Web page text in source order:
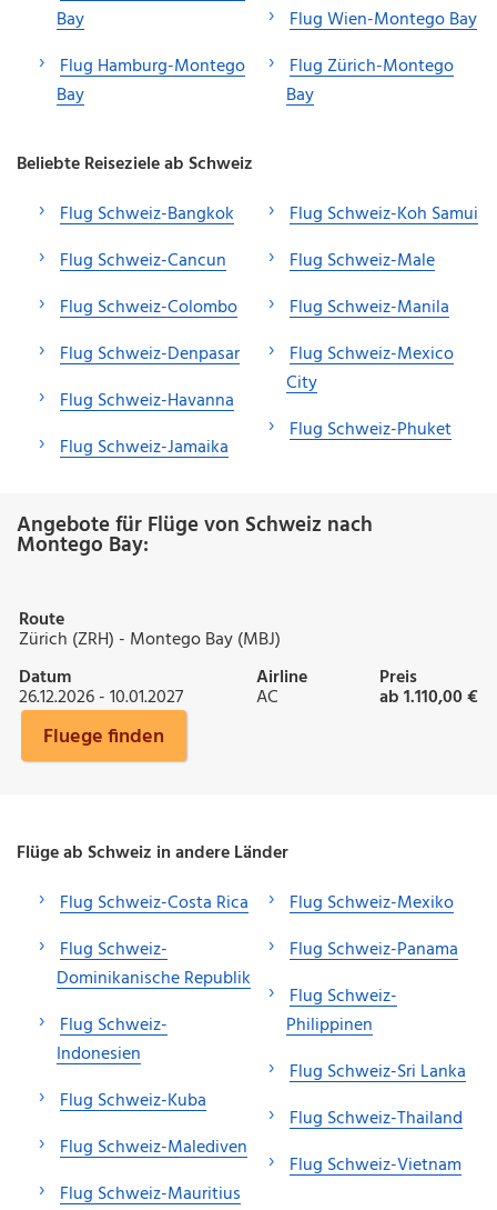
Bay
Flug Hamburg-Montego
Bay
Flug Wien-Montego Bay
Flug Zürich-Montego
Bay
Beliebte Reiseziele ab Schweiz
Flug Schweiz-Bangkok
Flug Schweiz-Cancun
Flug Schweiz-Colombo
Flug Schweiz-Denpasar
Flug Schweiz-Havanna
Flug Schweiz-Jamaika
Flug Schweiz-Koh Samui
Flug Schweiz-Male
Flug Schweiz-Manila
Flug Schweiz-Mexico
City
Flug Schweiz-Phuket
Angebote für Flüge von Schweiz nach
Montego Bay:
Route
Zürich (ZRH) - Montego Bay (MBJ)
Datum
26.12.2026 - 10.01.2027
Airline
AC
Preis
ab 1.110,00 €
Fluege finden
Flüge ab Schweiz in andere Länder
Flug Schweiz-Costa Rica
Flug Schweiz-
Dominikanische Republik
Flug Schweiz-
Indonesien
Flug Schweiz-Kuba
Flug Schweiz-Malediven
Flug Schweiz-Mauritius
Flug Schweiz-Mexiko
Flug Schweiz-Panama
Flug Schweiz-
Philippinen
Flug Schweiz-Sri Lanka
Flug Schweiz-Thailand
Flug Schweiz-Vietnam